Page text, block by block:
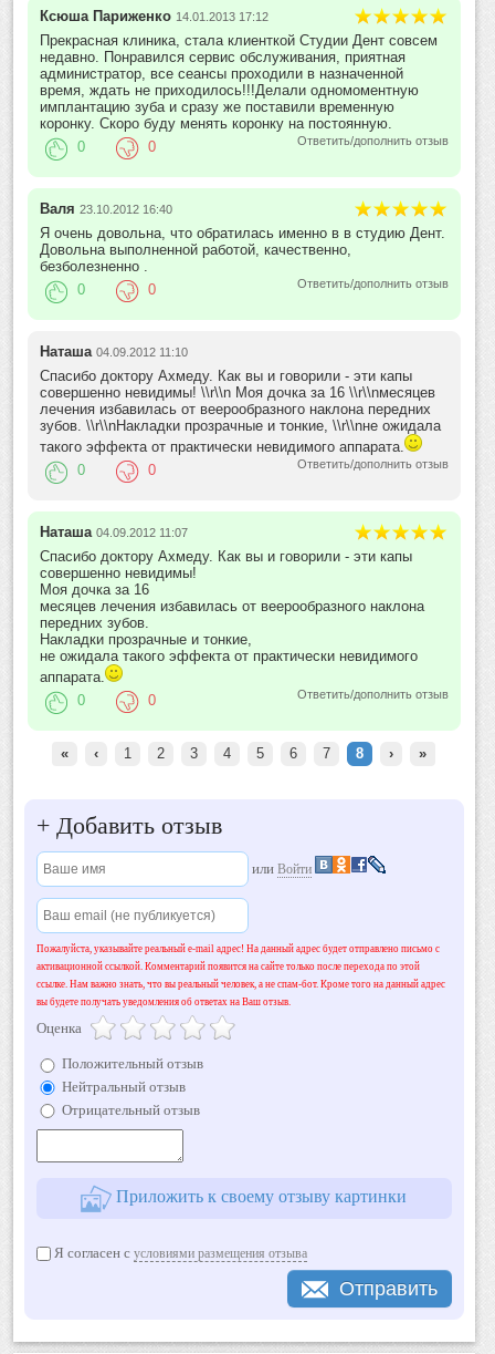
Ксюша Париженко 14.01.2013 17:12
Прекрасная клиника, стала клиенткой Студии Дент совсем
недавно. Понравился сервис обслуживания, приятная
администратор, все сеансы проходили в назначенной
время, ждать не приходилось!!!Делали одномоментную
имплантацию зуба и сразу же поставили временную
коронку. Скоро буду менять коронку на постоянную.
Ответить/дополнить отзыв
0 0
Валя 23.10.2012 16:40
Я очень довольна, что обратилась именно в в студию Дент.
Довольна выполненной работой, качественно,
безболезненно .
Ответить/дополнить отзыв
0 0
Наташа 04.09.2012 11:10
Спасибо доктору Ахмеду. Как вы и говорили - эти капы
совершенно невидимы! \\r\\n Моя дочка за 16 \\r\\nмесяцев
лечения избавилась от веерообразного наклона передних
зубов. \\r\\nНакладки прозрачные и тонкие, \\r\\nне ожидала
такого эффекта от практически невидимого аппарата.
Ответить/дополнить отзыв
0 0
Наташа 04.09.2012 11:07
Спасибо доктору Ахмеду. Как вы и говорили - эти капы
совершенно невидимы!
Моя дочка за 16
месяцев лечения избавилась от веерообразного наклона
передних зубов.
Накладки прозрачные и тонкие,
не ожидала такого эффекта от практически невидимого
аппарата.
Ответить/дополнить отзыв
0 0
« ‹ 1 2 3 4 5 6 7 8 › »
+ Добавить отзыв
или Войти
Пожалуйста, указывайте реальный e-mail адрес! На данный адрес будет отправлено письмо с
активационной ссылкой. Комментарий появится на сайте только после перехода по этой
ссылке. Нам важно знать, что вы реальный человек, а не спам-бот. Кроме того на данный адрес
вы будете получать уведомления об ответах на Ваш отзыв.
Оценка
Положительный отзыв
Нейтральный отзыв
Отрицательный отзыв
Приложить к своему отзыву картинки
Я согласен с условиями размещения отзыва
Отправить